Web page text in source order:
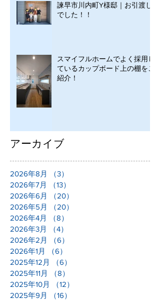
諫早市川内町Y様邸｜お引渡し
でした！！
スマイフルホームでよく採用し
ているカップボード上の棚をご
紹介！
アーカイブ
2026年8月 （3）
2026年7月
（13）
2026年6月
（20）
2026年5月
（20）
2026年4月
（8）
2026年3月
（4）
2026年2月
（6）
2026年1月
（6）
2025年12月
（6）
2025年11月
（8）
2025年10月
（12）
2025年9月
（16）